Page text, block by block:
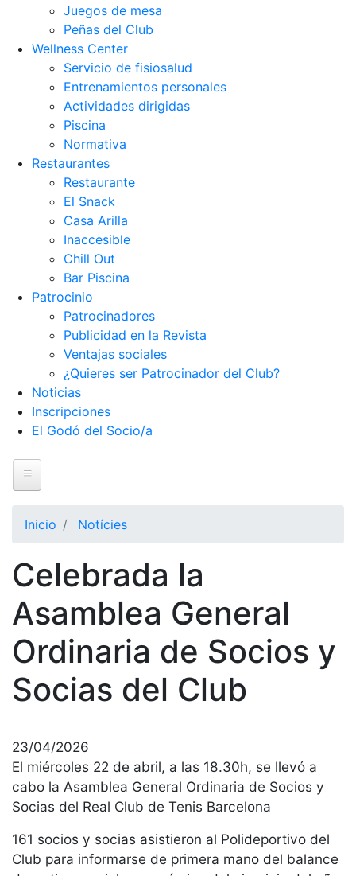
Juegos de mesa
Peñas del Club
Wellness Center
Servicio de fisiosalud
Entrenamientos personales
Actividades dirigidas
Piscina
Normativa
Restaurantes
Restaurante
El Snack
Casa Arilla
Inaccesible
Chill Out
Bar Piscina
Patrocinio
Patrocinadores
Publicidad en la Revista
Ventajas sociales
¿Quieres ser Patrocinador del Club?
Noticias
Inscripciones
El Godó del Socio/a
Historia
historia
Cronología
Presidentes
Organización
directiva
Comisiones
y comités
Estructura
Fundación
Inicio Notícies
Celebrada la
Asamblea General
Ordinaria de Socios y
Socias del Club
23/04/2026
El miércoles 22 de abril, a las 18.30h, se llevó a
cabo la Asamblea General Ordinaria de Socios y
Socias del Real Club de Tenis Barcelona
161 socios y socias asistieron al Polideportivo del
Club para informarse de primera mano del balance